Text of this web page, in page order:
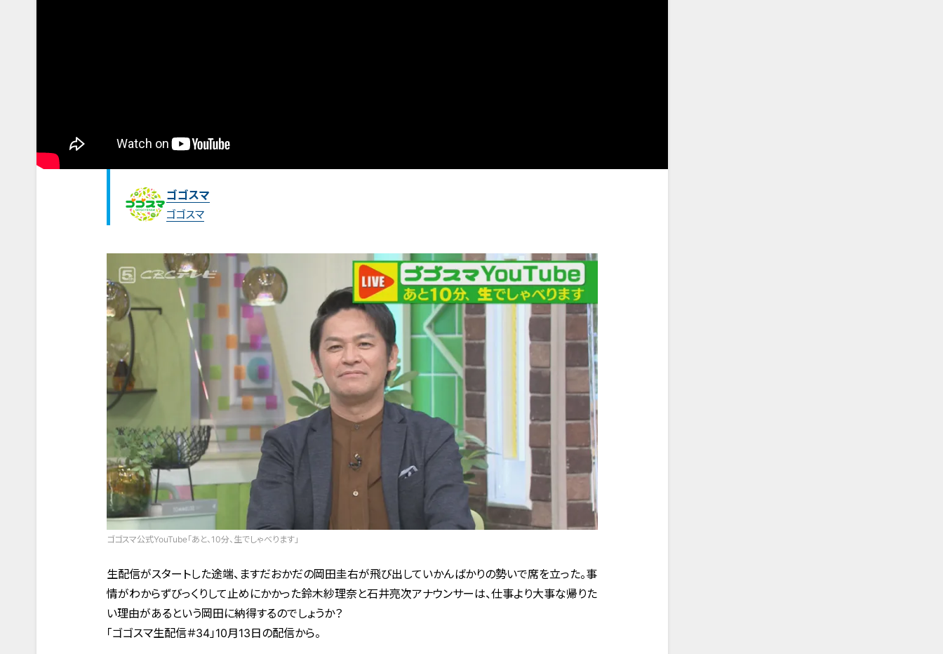
ゴゴスマ
ゴゴスマ
ゴゴスマ公式YouTube「あと、10分、生でしゃべります」
生配信がスタートした途端、ますだおかだの岡田圭右が飛び出していかんばかりの勢いで席を立った。事
情がわからずびっくりして止めにかかった鈴木紗理奈と石井亮次アナウンサーは、仕事より大事な帰りた
い理由があるという岡田に納得するのでしょうか？
「ゴゴスマ生配信＃34」10月13日の配信から。